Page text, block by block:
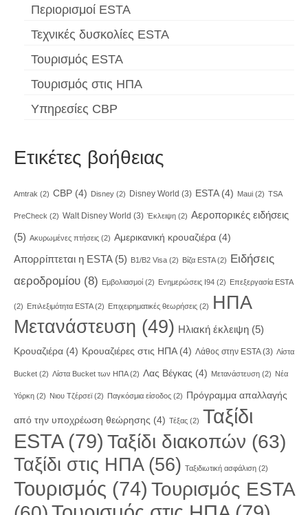
Περιορισμοί ESTA
Τεχνικές δυσκολίες ESTA
Τουρισμός ESTA
Τουρισμός στις ΗΠΑ
Υπηρεσίες CBP
Ετικέτες βοήθειας
Amtrak (2) CBP (4) Disney (2) Disney World (3) ESTA(4) Maui (2) TSA
PreCheck (2) Walt Disney World (3) Έκλειψη (2) Αεροπορικές ειδήσεις
(5) Ακυρωμένες πτήσεις (2) Αμερικανική κρουαζιέρα (4)
Απορρίπτεται η ESTA(5) Β1/B2 Visa (2) Βίζα ESTA(2)
Ειδήσεις
αεροδρομίου (8) Εμβολιασμοί (2) Ενημερώσεις I94 (2) Επεξεργασία ESTA
(2) Επιλεξιμότητα ESTA(2) Επιχειρηματικές θεωρήσεις (2)
ΗΠΑ
Μετανάστευση (49) Ηλιακή έκλειψη (5)
Κρουαζιέρα (4) Κρουαζιέρες στις ΗΠΑ(4) Λάθος στην ESTA(3) Λίστα
Bucket (2) Λίστα Bucket των ΗΠΑ(2) Λας Βέγκας (4) Μετανάστευση (2) Νέα
Υόρκη (2) Νιου Τζέρσεϊ(2) Παγκόσμια είσοδος (2) Πρόγραμμα απαλλαγής
από την υποχρέωση θεώρησης (4) Τέξας (2) Ταξίδι
ESTA(79) Ταξίδι διακοπών (63)
Ταξίδι στις ΗΠΑ(56) Ταξιδιωτική ασφάλιση (2)
Τουρισμός (74) Τουρισμός ESTA